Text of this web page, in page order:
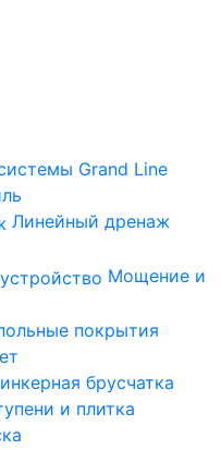
Grand Line
Линейный дренаж
Мощение и
покрытия
брусчатка
и плитка